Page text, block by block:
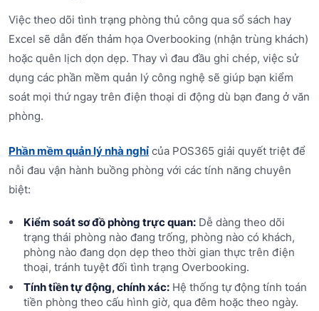
Việc theo dõi tình trạng phòng thủ công qua sổ sách hay
Excel sẽ dẫn đến thảm họa Overbooking (nhận trùng khách)
hoặc quên lịch dọn dẹp. Thay vì đau đầu ghi chép, việc sử
dụng các phần mềm quản lý công nghệ sẽ giúp bạn kiểm
soát mọi thứ ngay trên điện thoại di động dù bạn đang ở văn
phòng.
Phần mềm quản lý nhà nghỉ của POS365 giải quyết triệt để
nỗi đau vận hành buồng phòng với các tính năng chuyên
biệt:
Kiểm soát sơ đồ phòng trực quan:Dễ dàng theo dõi
trạng thái phòng nào đang trống, phòng nào có khách,
phòng nào đang dọn dẹp theo thời gian thực trên điện
thoại, tránh tuyệt đối tình trạng Overbooking.
Tính tiền tự động, chính xác:Hệ thống tự động tính toán
tiền phòng theo cấu hình giờ, qua đêm hoặc theo ngày.